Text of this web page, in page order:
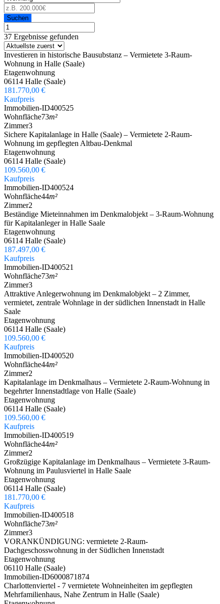
Suchen
37 Ergebnisse gefunden
Investieren in historische Bausubstanz – Vermietete 3-Raum-
Wohnung in Halle (Saale)
Etagenwohnung
06114 Halle (Saale)
181.770,00 €
Kaufpreis
Immobilien-ID400525
Wohnfläche73m²
Zimmer3
Sichere Kapitalanlage in Halle (Saale) – Vermietete 2-Raum-
Wohnung im gepflegten Altbau-Denkmal
Etagenwohnung
06114 Halle (Saale)
109.560,00 €
Kaufpreis
Immobilien-ID400524
Wohnfläche44m²
Zimmer2
Beständige Mieteinnahmen im Denkmalobjekt – 3-Raum-Wohnung
für Kapitalanleger in Halle Saale
Etagenwohnung
06114 Halle (Saale)
187.497,00 €
Kaufpreis
Immobilien-ID400521
Wohnfläche73m²
Zimmer3
Attraktive Anlegerwohnung im Denkmalobjekt – 2 Zimmer,
vermietet, zentrale Wohnlage in der südlichen Innenstadt in Halle
Saale
Etagenwohnung
06114 Halle (Saale)
109.560,00 €
Kaufpreis
Immobilien-ID400520
Wohnfläche44m²
Zimmer2
Kapitalanlage im Denkmalhaus – Vermietete 2-Raum-Wohnung in
begehrter Innenstadtlage von Halle (Saale)
Etagenwohnung
06114 Halle (Saale)
109.560,00 €
Kaufpreis
Immobilien-ID400519
Wohnfläche44m²
Zimmer2
Großzügige Kapitalanlage im Denkmalhaus – Vermietete 3-Raum-
Wohnung im Paulusviertel in Halle Saale
Etagenwohnung
06114 Halle (Saale)
181.770,00 €
Kaufpreis
Immobilien-ID400518
Wohnfläche73m²
Zimmer3
VORANKÜNDIGUNG: vermietete 2-Raum-
Dachgeschosswohnung in der Südlichen Innenstadt
Etagenwohnung
06110 Halle (Saale)
Immobilien-ID6000871874
Charlottenviertel - 7 vermietete Wohneinheiten im gepflegten
Mehrfamilienhaus, Nahe Zentrum in Halle (Saale)